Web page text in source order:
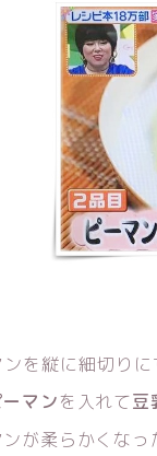
を縦に細切りに
ーマンを入れて豆
が柔らかくなっ